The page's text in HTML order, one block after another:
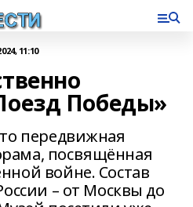
11:10
Победы»
передвижная
посвящённая
войне. Состав
– от Москвы до